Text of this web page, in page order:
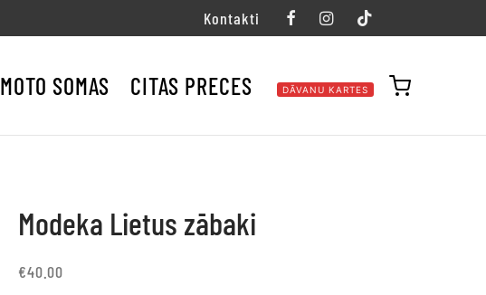
Kontakti
MOTO SOMAS CITAS PRECES DĀVANU KARTES
Modeka Lietus zābaki
€40.00